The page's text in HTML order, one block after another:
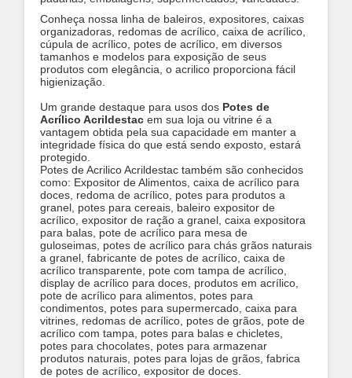
Conheça nossa linha de baleiros, expositores, caixas
organizadoras, redomas de acrílico, caixa de acrílico,
cúpula de acrílico, potes de acrílico, em diversos
tamanhos e modelos para exposição de seus
produtos com elegância, o acrilico proporciona fácil
higienização.
Um grande destaque para usos dos Potes de
Acrílico Acrildestac em sua loja ou vitrine é a
vantagem obtida pela sua capacidade em manter a
integridade física do que está sendo exposto, estará
protegido.
Potes de Acrilico Acrildestac também são conhecidos
como: Expositor de Alimentos, caixa de acrílico para
doces, redoma de acrílico, potes para produtos a
granel, potes para cereais, baleiro expositor de
acrílico, expositor de ração a granel, caixa expositora
para balas, pote de acrílico para mesa de
guloseimas, potes de acrílico para chás grãos naturais
a granel, fabricante de potes de acrílico, caixa de
acrílico transparente, pote com tampa de acrílico,
display de acrílico para doces, produtos em acrílico,
pote de acrílico para alimentos, potes para
condimentos, potes para supermercado, caixa para
vitrines, redomas de acrílico, potes de grãos, pote de
acrílico com tampa, potes para balas e chicletes,
potes para chocolates, potes para armazenar
produtos naturais, potes para lojas de grãos, fabrica
de potes de acrílico, expositor de doces.